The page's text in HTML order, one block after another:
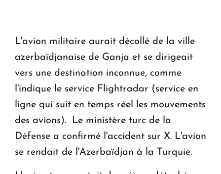
L'avion militaire aurait décollé de la ville
azerbaïdjanaise de Ganja et se dirigeait
vers une destination inconnue, comme
l'indique le service Flightradar (service en
ligne qui suit en temps réel les mouvements
des avions). Le ministère turc de la
Défense a confirmé l'accident sur X. L'avion
se rendait de l'Azerbaïdjan à la Turquie.